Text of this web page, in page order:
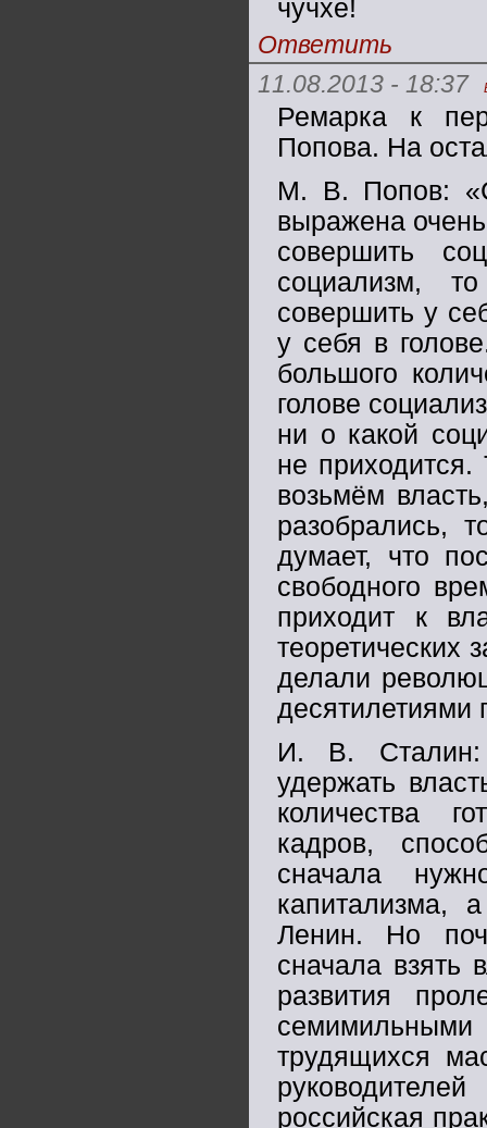
чучхе!
Ответить
11.08.2013 - 18:37
Ремарка к
Попова. На
М. В. Попов:
выражена
совершить
социализм,
совершить у
у себя в
большого
голове
ни о какой
не приходится.
возьмём
разобрались,
думает, что
свободного
приходит к
теоретических
делали
десятилетиями
И. В. Сталин:
удержать
количества
кадров,
сначала
капитализма,
Ленин. Но
сначала взять
развития
семимильными
трудящихся
российская